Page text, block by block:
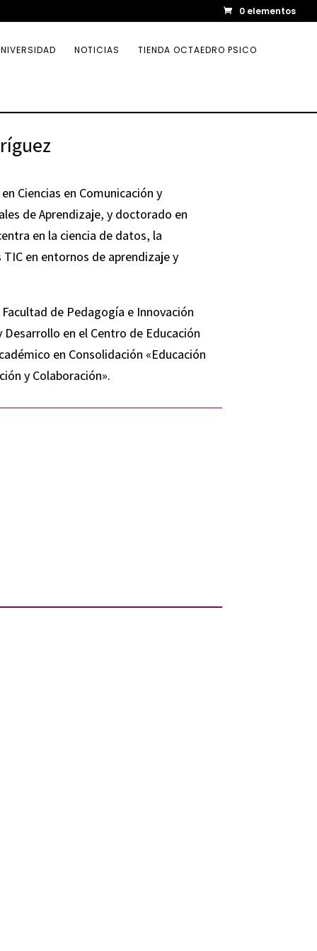
0 elementos
NOTICIAS TIENDA OCTAEDRO PSICO
Ciencias en Comunicación y
de Aprendizaje, y doctorado en
en la ciencia de datos, la
en entornos de aprendizaje y
de Pedagogía e Innovación
en el Centro de Educación
en Consolidación «Educación
y Colaboración».